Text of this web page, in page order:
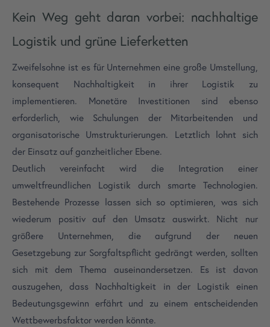
Kein Weg geht daran vorbei: nachhaltige
Logistik und grüne Lieferketten
Zweifelsohne ist es für Unternehmen eine große Umstellung,
konsequent Nachhaltigkeit in ihrer Logistik zu
implementieren. Monetäre Investitionen sind ebenso
erforderlich, wie Schulungen der Mitarbeitenden und
organisatorische Umstrukturierungen. Letztlich lohnt sich
der Einsatz auf ganzheitlicher Ebene.
Deutlich vereinfacht wird die Integration einer
umweltfreundlichen Logistik durch smarte Technologien.
Bestehende Prozesse lassen sich so optimieren, was sich
wiederum positiv auf den Umsatz auswirkt. Nicht nur
größere Unternehmen, die aufgrund der neuen
Gesetzgebung zur Sorgfaltspflicht gedrängt werden, sollten
sich mit dem Thema auseinandersetzen. Es ist davon
auszugehen, dass Nachhaltigkeit in der Logistik einen
Bedeutungsgewinn erfährt und zu einem entscheidenden
Wettbewerbsfaktor werden könnte.